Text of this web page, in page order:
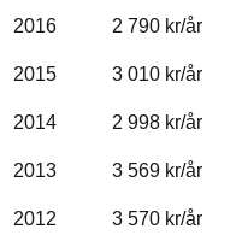
2016 2 790 kr/år
2015 3 010 kr/år
2014 2 998 kr/år
2013 3 569 kr/år
2012 3 570 kr/år